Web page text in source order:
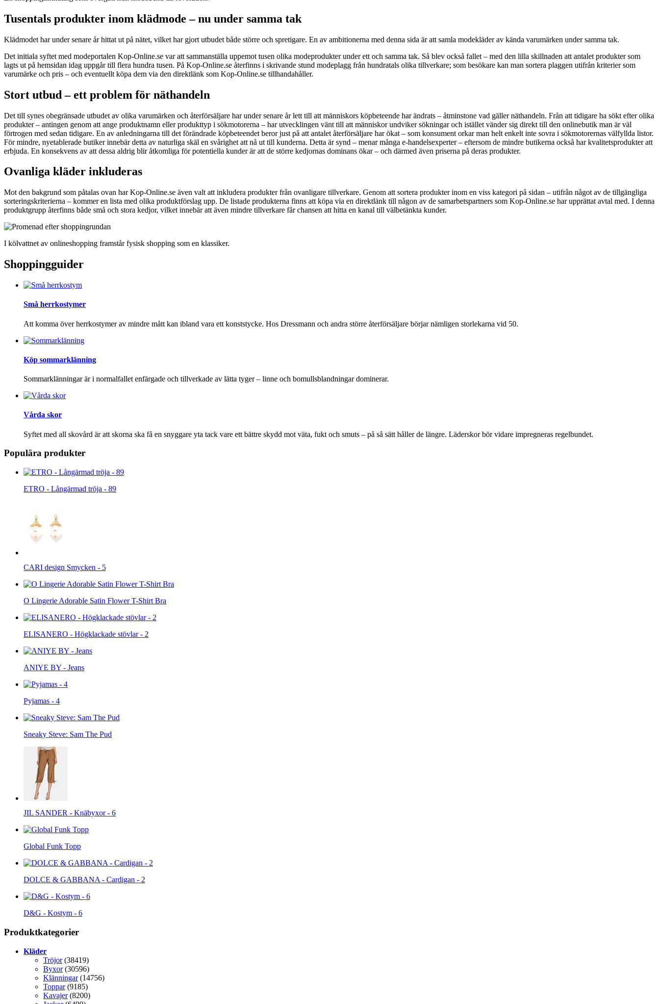
Tusentals produkter inom klädmode – nu under samma tak
Klädmodet har under senare år hittat ut på nätet, vilket har gjort utbudet både större och spretigare. En av ambitionerna med denna sida är att samla modekläder av kända varumärken under samma tak.
Det initiala syftet med modeportalen Kop-Online.se var att sammanställa uppemot tusen olika modeprodukter under ett och samma tak. Så blev också fallet – med den lilla skillnaden att antalet produkter som
lagts ut på hemsidan idag uppgår till flera hundra tusen. På Kop-Online.se återfinns i skrivande stund modeplagg från hundratals olika tillverkare; som besökare kan man sortera plaggen utifrån kriterier som
varumärke och pris – och eventuellt köpa dem via den direktlänk som Kop-Online.se tillhandahåller.
Stort utbud – ett problem för näthandeln
Det till synes obegränsade utbudet av olika varumärken och återförsäljare har under senare år lett till att människors köpbeteende har ändrats – åtminstone vad gäller näthandeln. Från att tidigare ha sökt efter olika
produkter – antingen genom att ange produktnamn eller produkttyp i sökmotorerna – har utvecklingen vänt till att människor undviker sökningar och istället vänder sig direkt till den onlinebutik man är väl
förtrogen med sedan tidigare. En av anledningarna till det förändrade köpbeteendet beror just på att antalet återförsäljare har ökat – som konsument orkar man helt enkelt inte sovra i sökmotorernas välfyllda listor.
För mindre, nyetablerade butiker innebär detta av naturliga skäl en svårighet att nå ut till kunderna. Detta är synd – menar många e-handelsexperter – eftersom de mindre butikerna också har kvalitetsprodukter att
erbjuda. En konsekvens av att dessa aldrig blir åtkomliga för potentiella kunder är att de större kedjornas dominans ökar – och därmed även priserna på deras produkter.
Ovanliga kläder inkluderas
Mot den bakgrund som påtalas ovan har Kop-Online.se även valt att inkludera produkter från ovanligare tillverkare. Genom att sortera produkter inom en viss kategori på sidan – utifrån något av de tillgängliga
sorteringskriterierna – kommer en lista med olika produktförslag upp. De listade produkterna finns att köpa via en direktlänk till någon av de samarbetspartners som Kop-Online.se har upprättat avtal med. I denna
produktgrupp återfinns både små och stora kedjor, vilket innebär att även mindre tillverkare får chansen att hitta en kanal till välbetänkta kunder.
I kölvattnet av onlineshopping framstår fysisk shopping som en klassiker.
Shoppingguider
Små herrkostymer
Att komma över herrkostymer av mindre mått kan ibland vara ett konststycke. Hos Dressmann och andra större återförsäljare börjar nämligen storlekarna vid 50.
Köp sommarklänning
Sommarklänningar är i normalfallet enfärgade och tillverkade av lätta tyger – linne och bomullsblandningar dominerar.
Vårda skor
Syftet med all skovård är att skorna ska få en snyggare yta tack vare ett bättre skydd mot väta, fukt och smuts – på så sätt håller de längre. Läderskor bör vidare impregneras regelbundet.
Populära produkter
ETRO - Långärmad tröja - 89
CARI design Smycken - 5
O Lingerie Adorable Satin Flower T-Shirt Bra
ELISANERO - Högklackade stövlar - 2
ANIYE BY - Jeans
Pyjamas - 4
Sneaky Steve: Sam The Pud
JIL SANDER - Knäbyxor - 6
Global Funk Topp
DOLCE & GABBANA - Cardigan - 2
D&G - Kostym - 6
Produktkategorier
Kläder
Tröjor (38419)
Byxor (30596)
Klänningar (14756)
Toppar (9185)
Kavajer (8200)